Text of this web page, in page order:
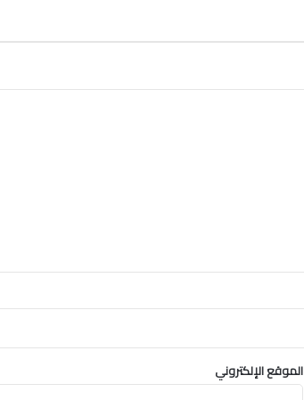
الموقع الإلكتروني